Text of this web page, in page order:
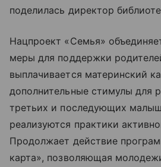
поделилась директор
Нацпроект «Семья»
меры для поддержки
выплачивается материнский
дополнительные стимулы для
третьих и последующих
реализуются практики
Продолжает действие
карта», позволяющая